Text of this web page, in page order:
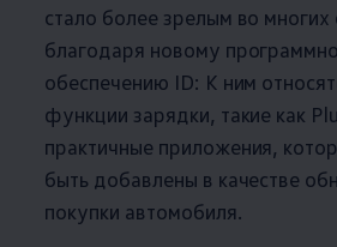
стало более зрелым во
благодаря новому
обеспечению ID: К ним
функции зарядки, такие как
практичные приложения,
быть добавлены в качестве
покупки автомобиля.